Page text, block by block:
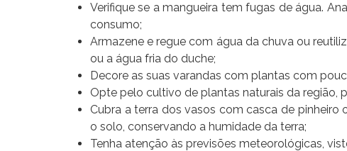
Verifique se a mangueira tem fugas de água.
consumo;
Armazene e regue com água da chuva ou
ou a água fria do duche;
Decore as suas varandas com plantas com
Opte pelo cultivo de plantas naturais da região,
Cubra a terra dos vasos com casca de
o solo, conservando a humidade da terra;
Tenha atenção às previsões meteorológicas,